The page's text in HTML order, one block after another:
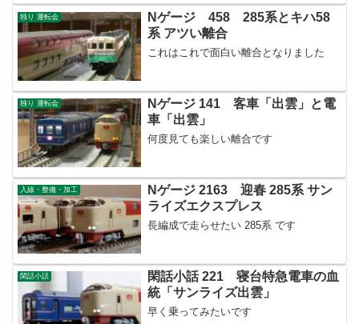
独り 運転会
Nゲージ 458 285系とキハ58
系 アツい離合
これはこれで面白い離合となりました
独り 運転会
Nゲージ 141 客車「出雲」と電
車「出雲」
何度見ても楽しい離合です
入線・整備・加工
Nゲージ 2163 迎春 285系 サン
ライズエクスプレス
長編成で走らせたい 285系 です
閑話小話
閑話小話 221 寝台特急電車の血
統「サンライズ出雲」
早く乗ってみたいです